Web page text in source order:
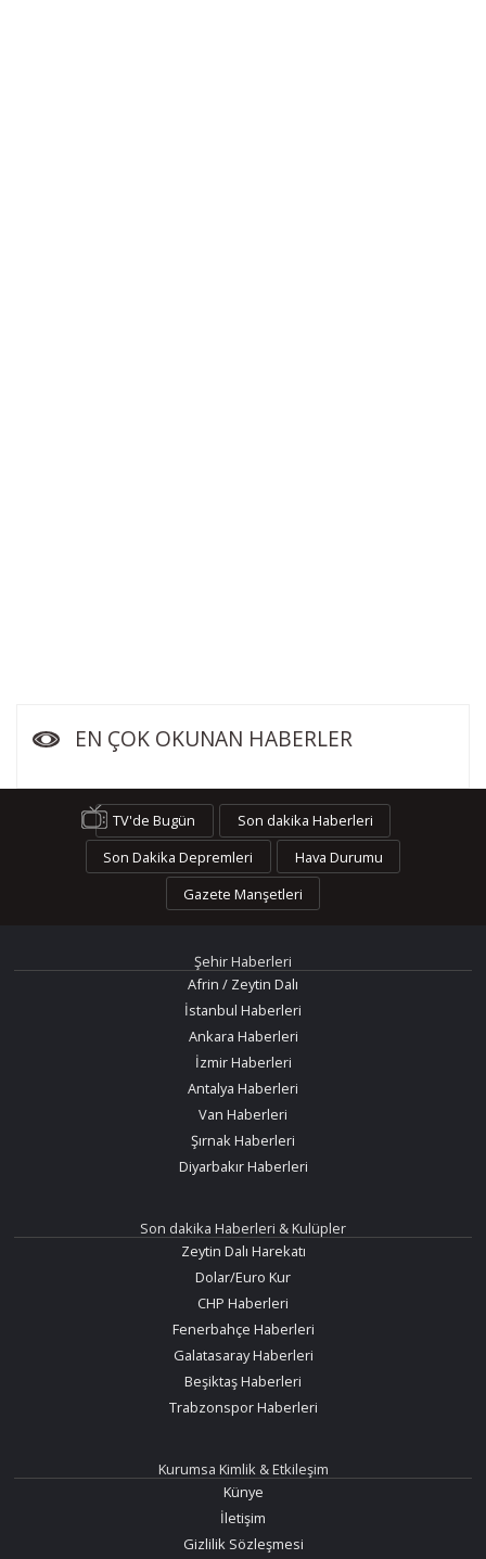
EN ÇOK OKUNAN HABERLER
TV'de Bugün
Son dakika Haberleri
Son Dakika Depremleri
Hava Durumu
Gazete Manşetleri
Şehir Haberleri
Afrin / Zeytin Dalı
İstanbul Haberleri
Ankara Haberleri
İzmir Haberleri
Antalya Haberleri
Van Haberleri
Şırnak Haberleri
Diyarbakır Haberleri
Son dakika Haberleri & Kulüpler
Zeytin Dalı Harekatı
Dolar/Euro Kur
CHP Haberleri
Fenerbahçe Haberleri
Galatasaray Haberleri
Beşiktaş Haberleri
Trabzonspor Haberleri
Kurumsa Kimlik & Etkileşim
Künye
İletişim
Gizlilik Sözleşmesi